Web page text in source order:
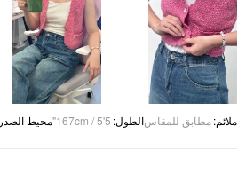
ملائم:مطابق للمقاسالطول:
167cm / 5'5" محيط الصدر